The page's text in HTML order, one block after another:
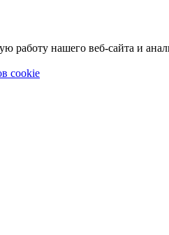
нашего веб-сайта и
cookie